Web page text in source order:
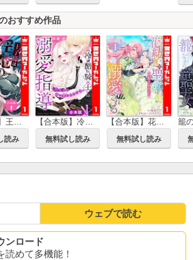
おすすめ作品
読み 無料試し読み 無料試し読み
ウェブで読む
ンロード
読めて多機能！